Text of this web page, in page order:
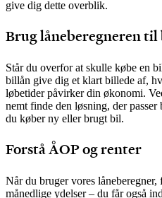
give dig dette overblik.
Brug låneberegneren
Står du overfor at skulle købe en
billån give dig et klart billede af,
løbetider påvirker din økonomi.
nemt finde den løsning, der
du køber ny eller brugt bil.
Forstå ÅOP og renter
Når du bruger vores
månedlige ydelser – du får også